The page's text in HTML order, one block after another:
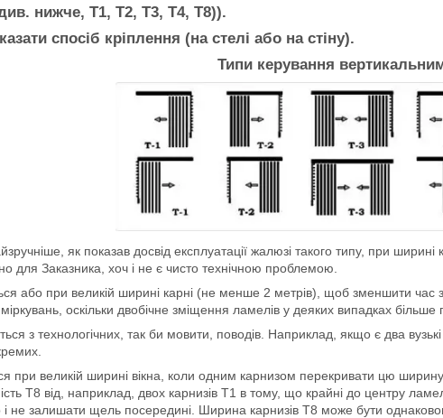
нижче, T1, Т2, Т3, Т4, Т8)).
спосіб кріплення (на стелі або на стіну).
Типи керування
як показав досвід експлуатації жалюзі такого типу, при
для Заказника, хоч і не є чисто технічною проблемою.
або при великій ширині карні (не менше 2 метрів), щоб зменшити час
міркувань, оскільки двобічне зміщення ламелів у деяких випадках
з технологічних, так би мовити, поводів. Наприклад, якщо є два
при великій ширині вікна, коли одним карнизом перекривати цю
Т8 від, наприклад, двох карнизів Т1 в тому, що крайні до центру
і не залишати щель посередині. Ширина карнизів Т8 може бути